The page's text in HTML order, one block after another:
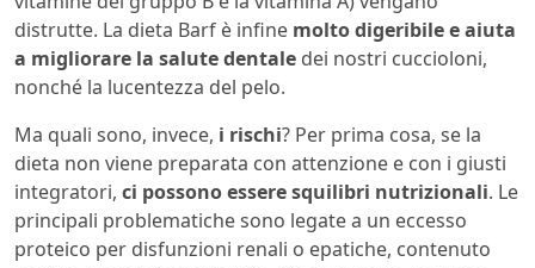
distrutte. La dieta Barf è infine molto digeribile e aiuta
a migliorare la salute dentale dei nostri cuccioloni,
nonché la lucentezza del pelo.
Ma quali sono, invece, i rischi? Per prima cosa, se la
dieta non viene preparata con attenzione e con i giusti
integratori, ci possono essere squilibri nutrizionali. Le
principali problematiche sono legate a un eccesso
proteico per disfunzioni renali o epatiche, contenuto